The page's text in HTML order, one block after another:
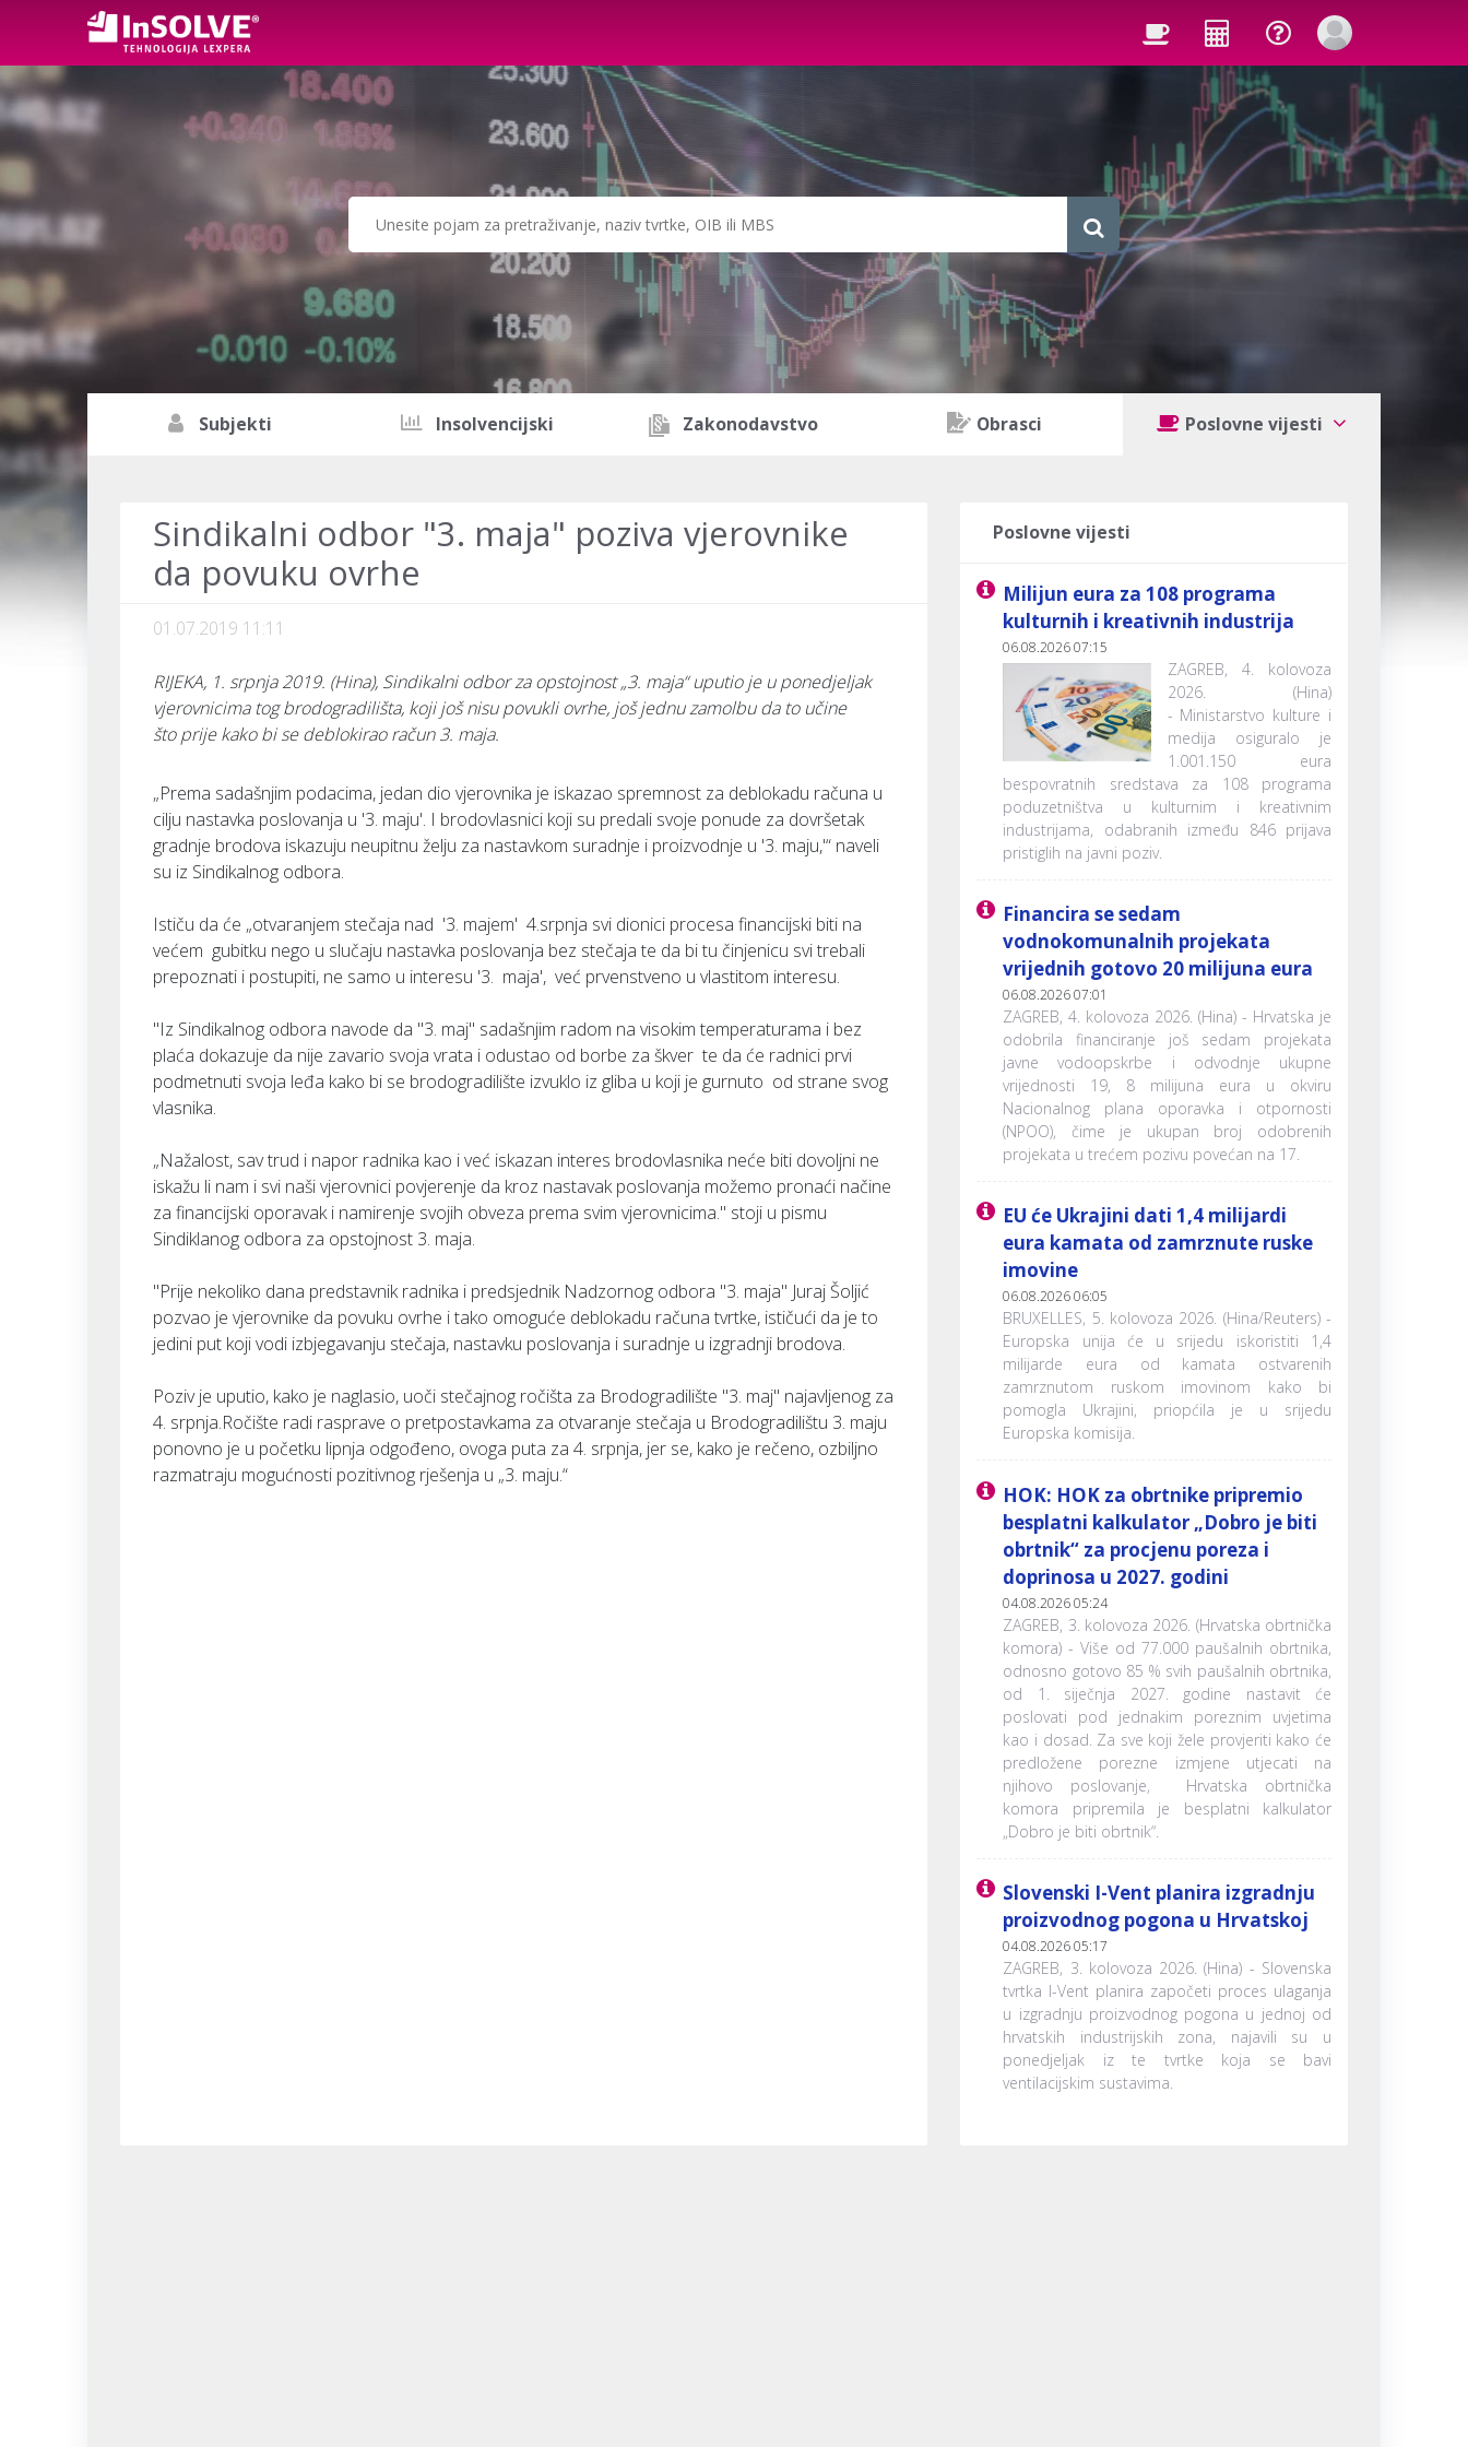
Subjekti Insolvencijski Zakonodavstvo Obrasci Poslovne vijesti
Sindikalni odbor "3. maja" poziva vjerovnike
da povuku ovrhe
01.07.2019 11:11
RIJEKA, 1. srpnja 2019. (Hina), Sindikalni odbor za opstojnost „3. maja“ uputio je u ponedjeljak
vjerovnicima tog brodogradilišta, koji još nisu povukli ovrhe, još jednu zamolbu da to učine
što prije kako bi se deblokirao račun 3. maja.
„Prema sadašnjim podacima, jedan dio vjerovnika je iskazao spremnost za deblokadu računa u
cilju nastavka poslovanja u '3. maju'. I brodovlasnici koji su predali svoje ponude za dovršetak
gradnje brodova iskazuju neupitnu želju za nastavkom suradnje i proizvodnje u '3. maju,'“ naveli
su iz Sindikalnog odbora.
Ističu da će „otvaranjem stečaja nad '3. majem' 4.srpnja svi dionici procesa financijski biti na
većem gubitku nego u slučaju nastavka poslovanja bez stečaja te da bi tu činjenicu svi trebali
prepoznati i postupiti, ne samo u interesu '3. maja', već prvenstveno u vlastitom interesu.
"Iz Sindikalnog odbora navode da "3. maj" sadašnjim radom na visokim temperaturama i bez
plaća dokazuje da nije zavario svoja vrata i odustao od borbe za škver te da će radnici prvi
podmetnuti svoja leđa kako bi se brodogradilište izvuklo iz gliba u koji je gurnuto od strane svog
vlasnika.
„Nažalost, sav trud i napor radnika kao i već iskazan interes brodovlasnika neće biti dovoljni ne
iskažu li nam i svi naši vjerovnici povjerenje da kroz nastavak poslovanja možemo pronaći načine
za financijski oporavak i namirenje svojih obveza prema svim vjerovnicima." stoji u pismu
Sindiklanog odbora za opstojnost 3. maja.
"Prije nekoliko dana predstavnik radnika i predsjednik Nadzornog odbora "3. maja" Juraj Šoljić
pozvao je vjerovnike da povuku ovrhe i tako omoguće deblokadu računa tvrtke, ističući da je to
jedini put koji vodi izbjegavanju stečaja, nastavku poslovanja i suradnje u izgradnji brodova.
Poziv je uputio, kako je naglasio, uoči stečajnog ročišta za Brodogradilište "3. maj" najavljenog za
4. srpnja.Ročište radi rasprave o pretpostavkama za otvaranje stečaja u Brodogradilištu 3. maju
ponovno je u početku lipnja odgođeno, ovoga puta za 4. srpnja, jer se, kako je rečeno, ozbiljno
razmatraju mogućnosti pozitivnog rješenja u „3. maju.“
Poslovne vijesti
Milijun eura za 108 programa
kulturnih i kreativnih industrija
06.08.2026 07:15
ZAGREB, 4. kolovoza
2026. (Hina)
- Ministarstvo kulture i
medija osiguralo je
1.001.150 eura
bespovratnih sredstava za 108 programa
poduzetništva u kulturnim i kreativnim
industrijama, odabranih između 846 prijava
pristiglih na javni poziv.
Financira se sedam
vodnokomunalnih projekata
vrijednih gotovo 20 milijuna eura
06.08.2026 07:01
ZAGREB, 4. kolovoza 2026. (Hina) - Hrvatska je
odobrila financiranje još sedam projekata
javne vodoopskrbe i odvodnje ukupne
vrijednosti 19, 8 milijuna eura u okviru
Nacionalnog plana oporavka i otpornosti
(NPOO), čime je ukupan broj odobrenih
projekata u trećem pozivu povećan na 17.
EU će Ukrajini dati 1,4 milijardi
eura kamata od zamrznute ruske
imovine
06.08.2026 06:05
BRUXELLES, 5. kolovoza 2026. (Hina/Reuters) -
Europska unija će u srijedu iskoristiti 1,4
milijarde eura od kamata ostvarenih
zamrznutom ruskom imovinom kako bi
pomogla Ukrajini, priopćila je u srijedu
Europska komisija.
HOK: HOK za obrtnike pripremio
besplatni kalkulator „Dobro je biti
obrtnik“ za procjenu poreza i
doprinosa u 2027. godini
04.08.2026 05:24
ZAGREB, 3. kolovoza 2026. (Hrvatska obrtnička
komora) - Više od 77.000 paušalnih obrtnika,
odnosno gotovo 85 % svih paušalnih obrtnika,
od 1. siječnja 2027. godine nastavit će
poslovati pod jednakim poreznim uvjetima
kao i dosad. Za sve koji žele provjeriti kako će
predložene porezne izmjene utjecati na
njihovo poslovanje, Hrvatska obrtnička
komora pripremila je besplatni kalkulator
„Dobro je biti obrtnik“.
Slovenski I-Vent planira izgradnju
proizvodnog pogona u Hrvatskoj
04.08.2026 05:17
ZAGREB, 3. kolovoza 2026. (Hina) - Slovenska
tvrtka I-Vent planira započeti proces ulaganja
u izgradnju proizvodnog pogona u jednoj od
hrvatskih industrijskih zona, najavili su u
ponedjeljak iz te tvrtke koja se bavi
ventilacijskim sustavima.